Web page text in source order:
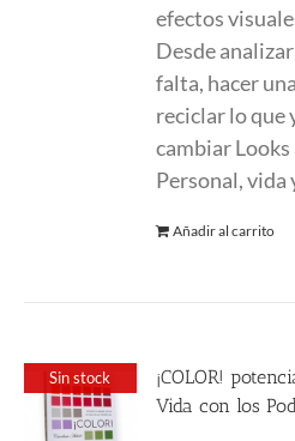
efectos
Desde
falta, hacer
reciclar lo que
cambiar
Personal, vida
Añadir al carrito
Sin stock
¡COLOR!
Vida con los